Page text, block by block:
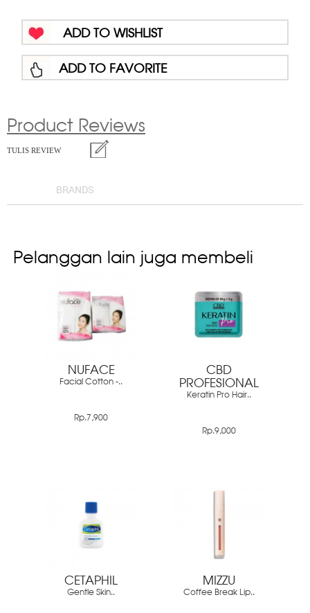
ADD TO WISHLIST
ADD TO FAVORITE
Product Reviews
TULIS REVIEW
BRANDS
Pelanggan lain juga membeli
NUFACE
Facial Cotton -..
Rp.7,900
CBD
PROFESIONAL
Keratin Pro Hair..
Rp.9,000
CETAPHIL
Gentle Skin..
MIZZU
Coffee Break Lip..